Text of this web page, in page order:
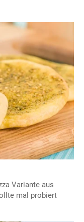
Variante aus
mal probiert